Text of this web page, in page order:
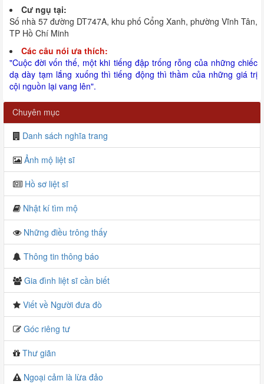
Cư ngụ tại:
Số nhà 57 đường DT747A, khu phố Cổng Xanh, phường Vĩnh Tân,
TP Hồ Chí Minh
Các câu nói ưa thích:
"Cuộc đời vốn thế, một khi tiếng đập trống rỗng của những chiếc
dạ dày tạm lắng xuống thì tiếng động thì thầm của những giá trị
cội nguồn lại vang lên".
Chuyên mục
Danh sách nghĩa trang
Ảnh mộ liệt sĩ
Hồ sơ liệt sĩ
Nhật kí tìm mộ
Những điều trông thấy
Thông tin thông báo
Gia đình liệt sĩ cần biết
Viết về Người đưa đò
Góc riêng tư
Thư giãn
Ngoại cảm là lừa đảo